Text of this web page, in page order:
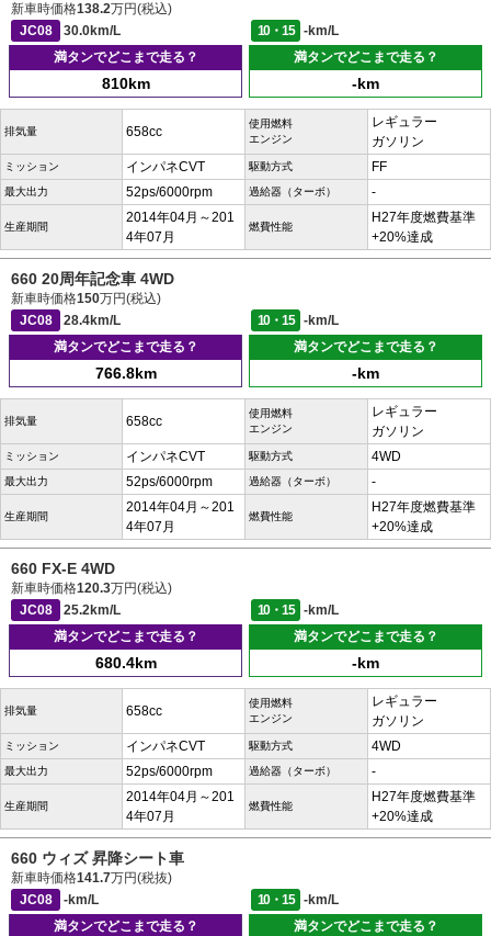
新車時価格138.2万円(税込)
JC08
30.0km/L 10・15
-km/L
満タンでどこまで走る？
810km
満タンでどこまで走る？
-km
排気量 658cc
使用燃料
エンジン
レギュラー
ガソリン
ミッション インパネCVT 駆動方式 FF
最大出力 52ps/6000rpm 過給器（ターボ） -
生産期間
2014年04月～201
4年07月
燃費性能
H27年度燃費基準
+20%達成
660 20周年記念車 4WD
新車時価格150万円(税込)
JC08
28.4km/L 10・15
-km/L
満タンでどこまで走る？
766.8km
満タンでどこまで走る？
-km
排気量 658cc
使用燃料
エンジン
レギュラー
ガソリン
ミッション インパネCVT 駆動方式 4WD
最大出力 52ps/6000rpm 過給器（ターボ） -
生産期間
2014年04月～201
4年07月
燃費性能
H27年度燃費基準
+20%達成
660 FX-E 4WD
新車時価格120.3万円(税込)
JC08
25.2km/L 10・15
-km/L
満タンでどこまで走る？
680.4km
満タンでどこまで走る？
-km
排気量 658cc
使用燃料
エンジン
レギュラー
ガソリン
ミッション インパネCVT 駆動方式 4WD
最大出力 52ps/6000rpm 過給器（ターボ） -
生産期間
2014年04月～201
4年07月
燃費性能
H27年度燃費基準
+20%達成
660 ウィズ 昇降シート車
新車時価格141.7万円(税抜)
JC08
-km/L 10・15
-km/L
満タンでどこまで走る？
満タンでどこまで走る？